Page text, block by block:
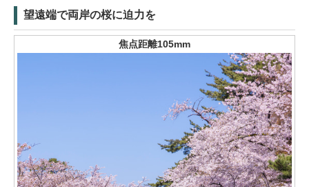
望遠端で両岸の桜に迫力を
焦点距離105mm